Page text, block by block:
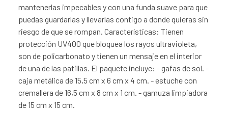
mantenerlas impecables y con una funda suave para que
puedas guardarlas y llevarlas contigo a donde quieras sin
riesgo de que se rompan. Características: Tienen
protección UV400 que bloquea los rayos ultravioleta,
son de policarbonato y tienen un mensaje en el interior
de una de las patillas. El paquete incluye: - gafas de sol. -
caja metálica de 15,5 cm x 6 cm x 4 cm. - estuche con
cremallera de 16,5 cm x 8 cm x 1 cm. - gamuza limpiadora
de 15 cm x 15 cm.